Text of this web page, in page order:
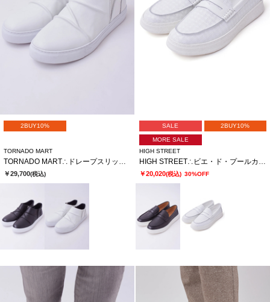
2BUY10%
TORNADO MART
￥29,700(税込)
SALE 2BUY10%
MORE SALE
HIGH STREET
￥20,020(税込) 30%OFF